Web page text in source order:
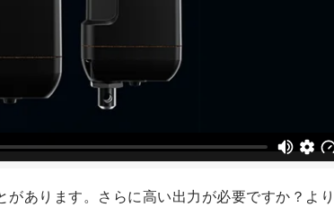
あります。さらに高い出力が必要ですか？よ